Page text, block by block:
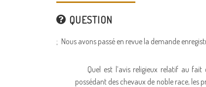
QUESTION
; Nous avons passé en revue la demande
Quel est l’avis religieux relatif au
possédant des chevaux de noble race, les